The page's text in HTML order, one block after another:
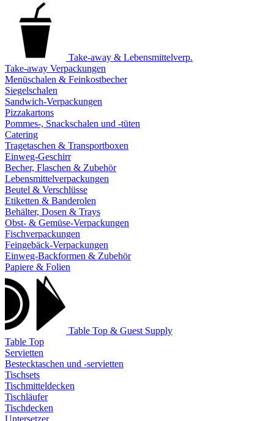
Take-away & Lebensmittelverp.
Take-away Verpackungen
Menüschalen & Feinkostbecher
Siegelschalen
Sandwich-Verpackungen
Pizzakartons
Pommes-, Snackschalen und -tüten
Catering
Tragetaschen & Transportboxen
Einweg-Geschirr
Becher, Flaschen & Zubehör
Lebensmittelverpackungen
Beutel & Verschlüsse
Etiketten & Banderolen
Behälter, Dosen & Trays
Obst- & Gemüse-Verpackungen
Fischverpackungen
Feingebäck-Verpackungen
Einweg-Backformen & Zubehör
Papiere & Folien
Table Top & Guest Supply
Table Top
Servietten
Bestecktaschen und -servietten
Tischsets
Tischmitteldecken
Tischläufer
Tischdecken